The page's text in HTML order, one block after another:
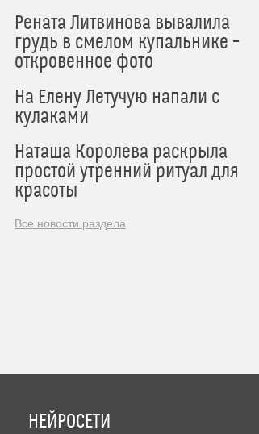
Рената Литвинова вывалила
грудь в смелом купальнике –
откровенное фото
На Елену Летучую напали с
кулаками
Наташа Королева раскрыла
простой утренний ритуал для
красоты
Все новости раздела
НЕЙРОСЕТИ